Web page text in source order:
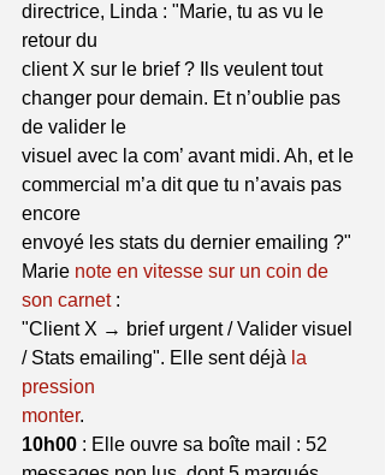
directrice, Linda : "Marie, tu as vu le
retour du
client X sur le brief ? Ils veulent tout
changer pour demain. Et n’oublie pas
de valider le
visuel avec la com’ avant midi. Ah, et le
commercial m’a dit que tu n’avais pas
encore
envoyé les stats du dernier emailing ?"
Marie note en vitesse sur un coin de
son carnet :
"Client X → brief urgent / Valider visuel
/ Stats emailing". Elle sent déjà la
pression
monter.
10h00 : Elle ouvre sa boîte mail : 52